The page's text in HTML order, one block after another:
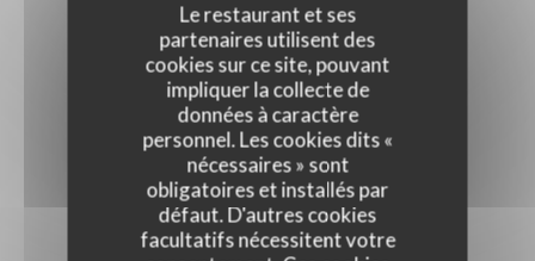
Le restaurant et ses
partenaires utilisent des
cookies sur ce site, pouvant
impliquer la collecte de
données à caractère
personnel. Les cookies dits «
nécessaires » sont
obligatoires et installés par
défaut. D'autres cookies
facultatifs nécessitent votre